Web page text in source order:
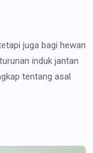
juga bagi hewan
induk jantan
tentang asal